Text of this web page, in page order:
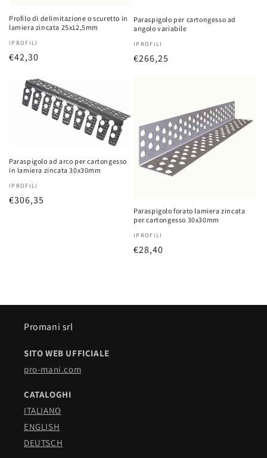
Profilo di delimitazione o scuretto in
lamiera zincata 25x12,5mm
Fornitore:
IPROFILI
Prezzo
listino
€42,30
Paraspigolo per cartongesso ad
angolo variabile
Fornitore:
IPROFILI
Prezzo
€266,25
Paraspigolo ad arco per cartongesso
in lamiera zincata 30x30mm
Fornitore:
IPROFILI
Prezzo
€306,35
Paraspigolo forato lamiera zincata
per cartongesso 30x30mm
Fornitore:
IPROFILI
Prezzo
€28,40
Promani srl
SITO WEB UFFICIALE
pro-mani.com
CATALOGHI
ITALIANO
ENGLISH
DEUTSCH